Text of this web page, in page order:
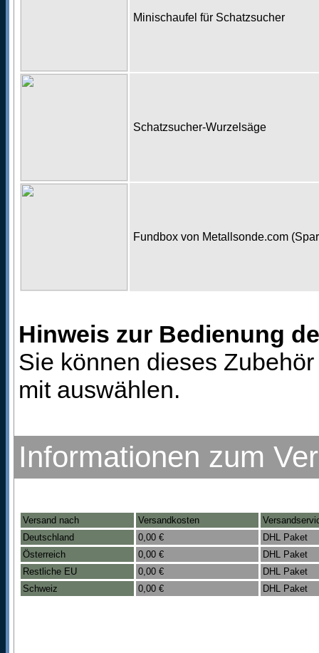
Minischaufel für Schatzsucher
Schatzsucher-Wurzelsäge
Fundbox von Metallsonde.com
Hinweis zur Bedienung
Sie können dieses
mit auswählen.
Informationen zum
Versand nach Versandkosten
Deutschland
0,00 €
DHL Paket
Österreich
0,00 €
DHL Paket
Restliche EU
0,00 €
DHL Paket
Schweiz
0,00 € DHL Paket